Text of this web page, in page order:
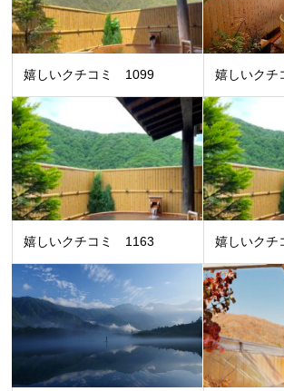
嬉しいクチコミ 1099 嬉しいク
嬉しいクチコミ 1163 嬉しいク